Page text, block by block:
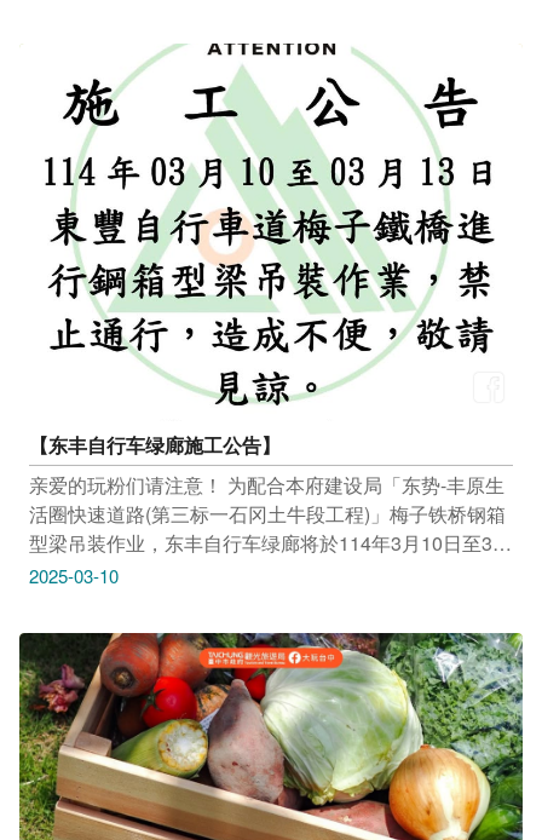
只要Tag@taichungtravels 就有机会让你的美照在大玩台
中FB、IG、微博及台中观光旅游网上曝光喔！
#taichungtravels #travel #scenery #Landscape #taiwan
#taichung #discovertaichung #여행 #풍경 #観光 #旅行 #
风景 #台中 #大玩台中 #台中景点 #打卡景点 #台中风景 #
台中旅游 ＃情人节 ＃情人节推荐 ＃台中餐厅 ＃台中咖啡
厅 ＃台中香水 ＃台中手作 #Lay Low #D Zack 遇 调香配
制所—1913 #KroX Coffee HQ
【东丰自行车绿廊施工公告】
亲爱的玩粉们请注意！ 为配合本府建设局「东势-丰原生
活圈快速道路(第三标一石冈土牛段工程)」梅子铁桥钢箱
型梁吊装作业，东丰自行车绿廊将於114年3月10日至3月
13日进行施工，期间禁止通行，敬请大家提前规划行
的配合与理解 #东丰自行车道 #施工公告
2025-03-10